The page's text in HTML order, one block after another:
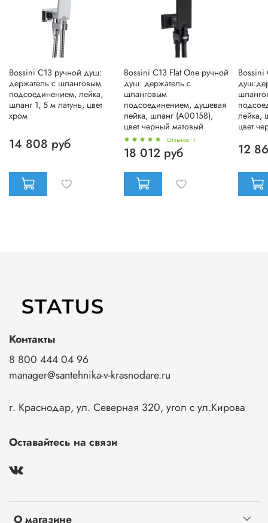
Bossini C13 ручной душ:
держатель с шланговым
подсоединением, лейка,
шланг 1, 5 м латунь, цвет
хром
14 808 руб
Bossini C13 Flat One ручной
душ: держатель с
шланговым
подсоединением, душевая
лейка, шланг (A00158),
цвет черный матовый
Отзывов: 1
18 012 руб
Bossini
лейка,
цвет
12
О магазине
Контакты
8 800 444 04 96
manager@santehnika-v-krasnodare.ru
г. Краснодар, ул. Северная 320, угол с ул.Кирова
Оставайтесь на связи